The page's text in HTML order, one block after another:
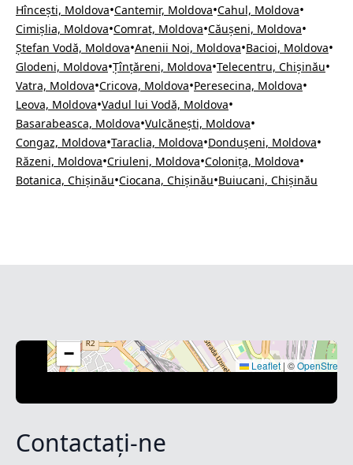
Hîncești, Moldova•Cantemir, Moldova•Cahul, Moldova•
Cimișlia, Moldova•Comrat, Moldova•Căușeni, Moldova•
Ștefan Vodă, Moldova•Anenii Noi, Moldova•Bacioi, Moldova•
Glodeni, Moldova•Țînțăreni, Moldova•Telecentru, Chișinău•
Vatra, Moldova•Cricova, Moldova•Peresecina, Moldova•
Leova, Moldova•Vadul lui Vodă, Moldova•
Basarabeasca, Moldova•Vulcănești, Moldova•
Congaz, Moldova•Taraclia, Moldova•Dondușeni, Moldova•
Răzeni, Moldova•Criuleni, Moldova•Colonița, Moldova•
Botanica, Chișinău•Ciocana, Chișinău•Buiucani, Chișinău
−
Leaflet | ©
Contactați-ne